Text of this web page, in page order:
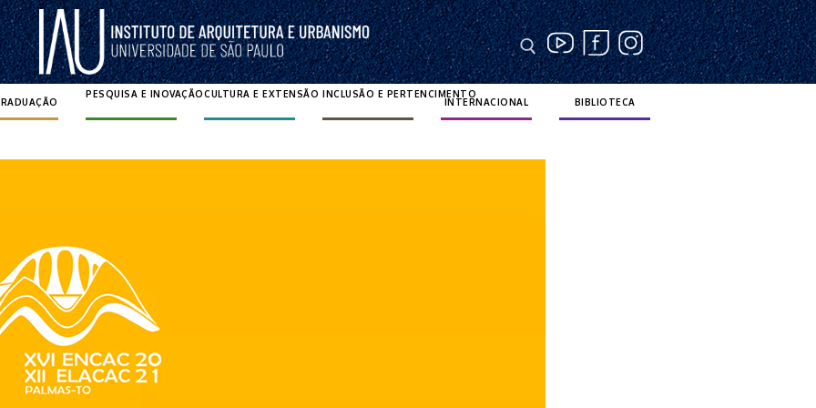
Pesquisar por:
PESQUISA E INOVAÇÃOCULTURA E EXTENSÃO INCLUSÃO E PERTENCIMENTO
INTERNACIONAL BIBLIOTECA